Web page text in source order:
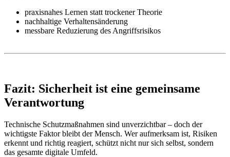
praxisnahes Lernen statt trockener Theorie
nachhaltige Verhaltensänderung
messbare Reduzierung des Angriffsrisikos
Fazit: Sicherheit ist eine gemeinsame
Verantwortung
Technische Schutzmaßnahmen sind unverzichtbar – doch der
wichtigste Faktor bleibt der Mensch. Wer aufmerksam ist, Risiken
erkennt und richtig reagiert, schützt nicht nur sich selbst, sondern
das gesamte digitale Umfeld.